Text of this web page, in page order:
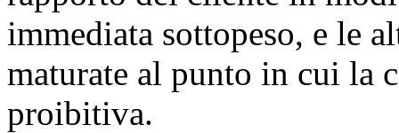
immediata sottopeso, e le
maturate al punto in cui la
proibitiva.